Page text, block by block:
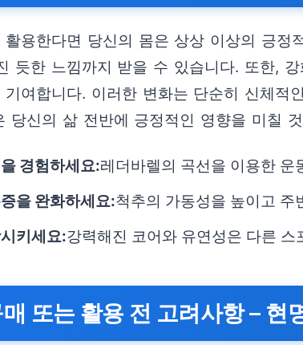
활용한다면 당신의 몸은 상상 이상의 긍
듯한 느낌까지 받을 수 있습니다. 또한,
여합니다. 이러한 변화는 단순히 신체
당신의 삶 전반에 긍정적인 영향을 미칠
경험하세요:레더바렐의 곡선을 이용한 운
을 완화하세요:척추의 가동성을 높이고 주
키세요:강력해진 코어와 유연성은 다른
또는 활용 전 고려사항 – 현